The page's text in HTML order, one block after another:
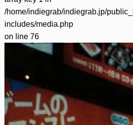
/home/indiegrab/indiegrab.jp/
includes/media.php
on line 76